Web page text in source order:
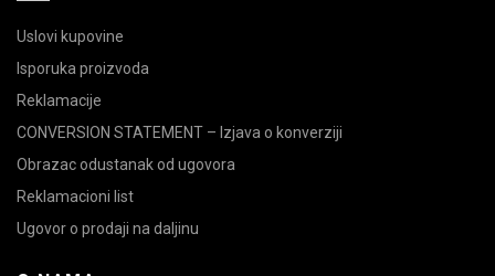
Uslovi kupovine
Isporuka proizvoda
Reklamacije
CONVERSION STATEMENT – Izjava o konverziji
Obrazac odustanak od ugovora
Reklamacioni list
Ugovor o prodaji na daljinu